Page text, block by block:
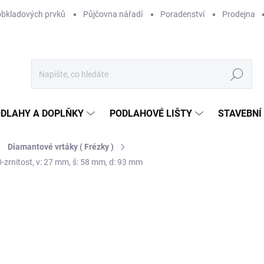
prvků Půjčovna nářadí Poradenství Prodejna
Hledat
A DOPLŇKY PODLAHOVÉ LIŠTY
Diamantové vrtáky ( Frézky )
v: 27 mm, š: 58 mm, d: 93 mm